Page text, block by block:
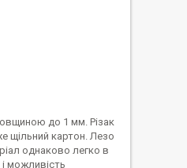
до 1 мм. Різак
щільний картон. Лезо
однаково легко в
можливість